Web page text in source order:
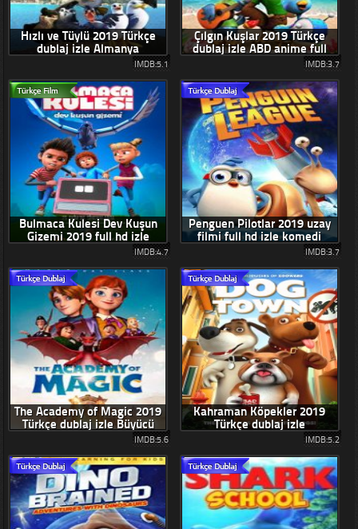
Hızlı ve Tüylü 2019 Türkçe
dublaj izle Almanya
IMDB:5.1
Çılgın Kuşlar 2019 Türkçe
dublaj izle ABD anime full
IMDB:3.7
Bulmaca Kulesi Dev Kuşun
Gizemi 2019 full hd izle
IMDB:4.7
Penguen Pilotlar 2019 uzay
filmi full hd izle komedi
IMDB:3.7
The Academy of Magic 2019
Türkçe dublaj izle Büyücü
IMDB:5.6
Kahraman Köpekler 2019
Türkçe dublaj izle
IMDB:5.2